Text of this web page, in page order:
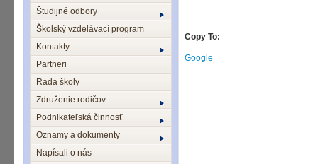
Študijné odbory
Školský vzdelávací program
Kontakty
Partneri
Rada školy
Združenie rodičov
Podnikateľská činnosť
Oznamy a dokumenty
Napísali o nás
Copy To:
Google